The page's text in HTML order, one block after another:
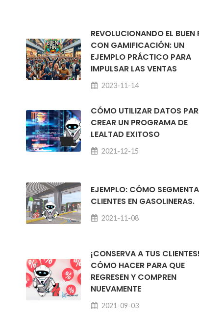
REVOLUCIONANDO EL BUEN
CON GAMIFICACIÓN: UN
EJEMPLO PRÁCTICO PARA
IMPULSAR LAS VENTAS
2023-11-14
CÓMO UTILIZAR DATOS
CREAR UN PROGRAMA DE
LEALTAD EXITOSO
2021-12-15
EJEMPLO: CÓMO
CLIENTES EN GASOLINERAS.
2021-11-08
¡CONSERVA A TUS CLIENTES!
CÓMO HACER PARA QUE
REGRESEN Y COMPREN
NUEVAMENTE
2021-09-03